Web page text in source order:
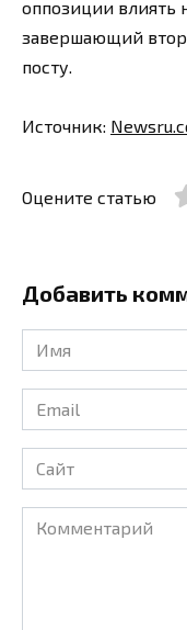
оппозиции влиять
завершающий
посту.
Источник:
Оцените статью
Добавить
Имя
*
Email
*
Сайт
Комментарий